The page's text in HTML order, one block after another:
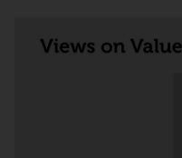
Dies ist ein
Die Informationen
beziehen sich auf
für kollektive
Asset